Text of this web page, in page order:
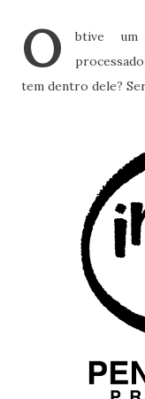
O
btive
tem dentro dele?